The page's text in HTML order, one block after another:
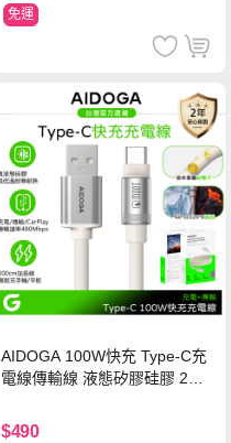
免運
AIDOGA 100W快充 Type-C充
電線傳輸線 液態矽膠硅膠 2M
$490